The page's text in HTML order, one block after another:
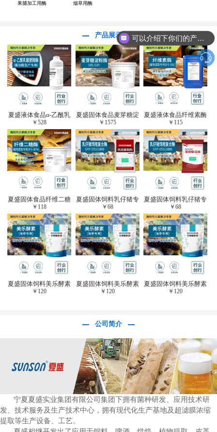
果脯加工用酶 烟草用酶
产品展示
夏盛液体食品α-乙酰乳
酸脱羧酶(酱油醋生产
专用)FDY-3206
￥528
夏盛固体食品麦芽糖淀
粉酶(烘焙及面粉改良
用酶/发酵类食品可
用)FDG-0012
￥ 1575
夏盛液体食品纤维素酶
(植物提取专用酶/解决
提取液混浊问题/降
黏)FFY-0651
￥ 115
夏盛固体食品纤维二糖
酶(植物提取专用酶/用
于虎杖白藜芦醇提
取)FFG-0656
￥ 118
夏盛固体饲料乳仔猪专
用复合酶SFG-0932
￥ 68
夏盛固体饲料乳仔猪专
用复合酶SFG-0932
￥68
夏盛固体饲料美乐酵素
(水产海参海胆专
￥ 120
夏盛固体饲料美乐酵素
(水产海参海胆专
￥ 120
夏盛固体饲料美乐酵素
(水产海参海胆专
￥ 120
公司简介
宁夏夏盛实业集团有限公司集团下拥有菌种研发、应用技术研
发、技术服务及生产技术中心，拥有现代化生产基地及超滤膜浓缩
提取等生产设备、工艺。
可以介绍下你们的产品么？